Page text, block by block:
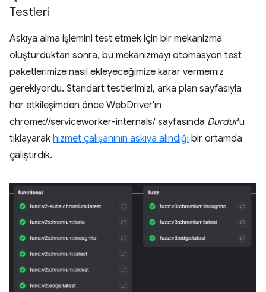
Testleri
Askıya alma işlemini test etmek için bir mekanizma
oluşturduktan sonra, bu mekanizmayı otomasyon test
paketlerimize nasıl ekleyeceğimize karar vermemiz
gerekiyordu. Standart testlerimizi, arka plan sayfasıyla
her etkileşimden önce WebDriver'ın
chrome://serviceworker-internals/ sayfasında Durdur'u
tıklayarak hizmet çalışanının askıya alındığı bir ortamda
çalıştırdık.